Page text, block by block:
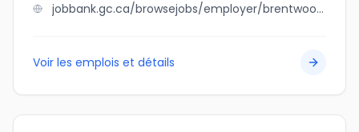
jobbank.gc.ca/browsejobs/employer/brentwood+auto+detailing/ca
Voir les emplois et détails